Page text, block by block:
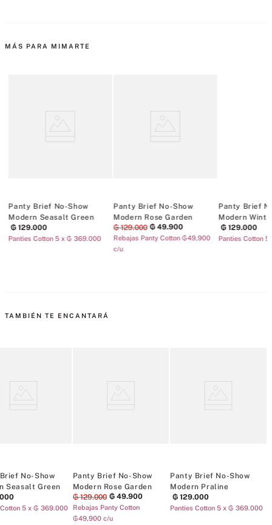
MÁS PARA MIMARTE
Panty Brief No-Show
Modern Seasalt Green
₲ 129.000
Panties Cotton 5 x ₲ 369.000
Panty Brief No-Show
Modern Rose Garden
₲ 129.000 ₲ 49.900
Rebajas Panty Cotton ₲49,900
c/u
Panty Brief
Modern
₲ 129.000
Panties Cotton
TAMBIÉN TE ENCANTARÁ
No-Show
Seasalt Green
5 x ₲ 369.000
Panty Brief No-Show
Modern Rose Garden
₲ 129.000 ₲ 49.900
Rebajas Panty Cotton
₲49,900 c/u
Panty Brief No-Show
Modern Praline
₲ 129.000
Panties Cotton 5 x ₲ 369.000